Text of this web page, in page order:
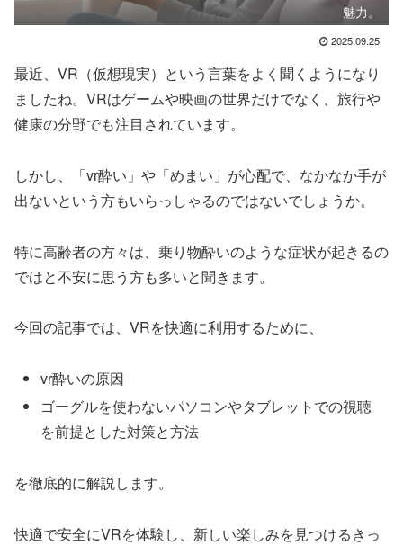
魅力。
2025.09.25
最近、VR（仮想現実）という言葉をよく聞くようになり
ましたね。VRはゲームや映画の世界だけでなく、旅行や
健康の分野でも注目されています。
しかし、「vr酔い」や「めまい」が心配で、なかなか手が
出ないという方もいらっしゃるのではないでしょうか。
特に高齢者の方々は、乗り物酔いのような症状が起きるの
ではと不安に思う方も多いと聞きます。
今回の記事では、VRを快適に利用するために、
vr酔いの原因
ゴーグルを使わないパソコンやタブレットでの視聴
を前提とした対策と方法
を徹底的に解説します。
快適で安全にVRを体験し、新しい楽しみを見つけるきっ